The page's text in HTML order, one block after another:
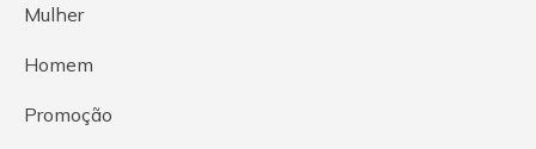
Mulher
Homem
Promoção